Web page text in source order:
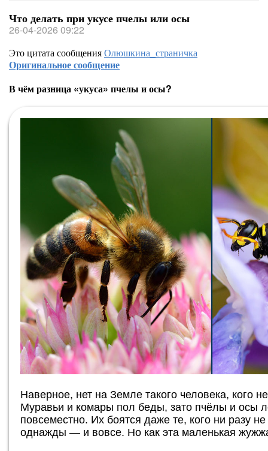
Что делать при укусе пчелы или осы
26-04-2026 09:22
Это цитата сообщенияОлюшкина_страничка
Оригинальное сообщение
В чём разница «укуса» пчелы и осы?
Наверное, нет на Земле такого человека, кого
Муравьи и комары пол беды, зато пчёлы и осы
повсеместно. Их боятся даже те, кого ни разу
однажды — и вовсе. Но как эта маленькая